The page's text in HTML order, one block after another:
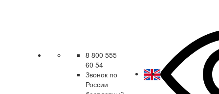
8 800 555
60 54
Звонок по
России